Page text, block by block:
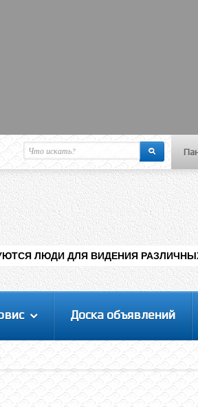
Меню пользователя
Вход на сайт
Регистрация
ВИДЕНИЯ РАЗЛИЧНЫХ РУБРИК НА
Доска объявлений